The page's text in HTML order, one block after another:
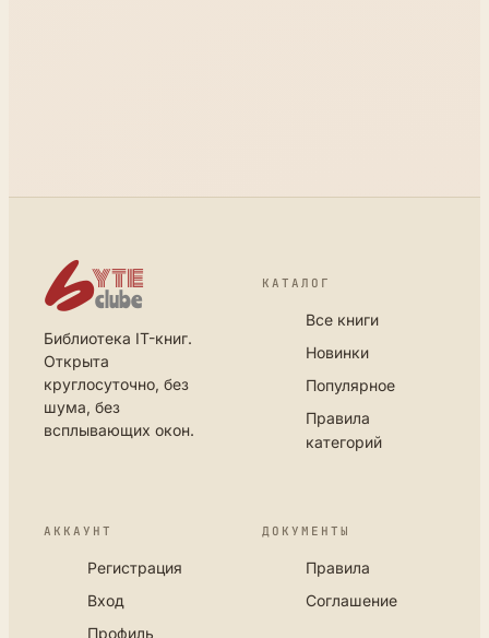
Библиотека IT-книг.
Открыта
круглосуточно, без
шума, без
всплывающих окон.
КАТАЛОГ
Все книги
Новинки
Популярное
Правила
категорий
АККАУНТ
Регистрация
Вход
Профиль
ДОКУМЕНТЫ
Правила
Соглашение